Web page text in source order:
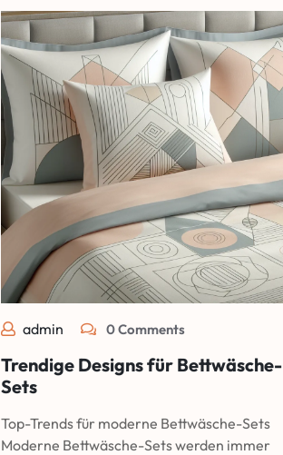
admin 0 Comments
Trendige Designs für Bettwäsche-
Sets
Top-Trends für moderne Bettwäsche-Sets
Moderne Bettwäsche-Sets werden immer